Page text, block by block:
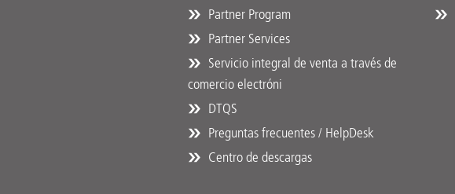
Partner Program
Partner Services
Servicio integral de venta a través de
comercio electróni
DTQS
Preguntas frecuentes / HelpDesk
Centro de descargas